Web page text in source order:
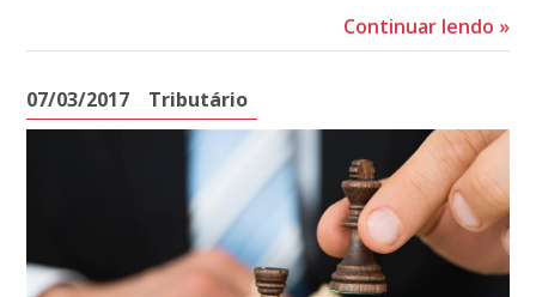
Continuar lendo »
07/03/2017 Tributário